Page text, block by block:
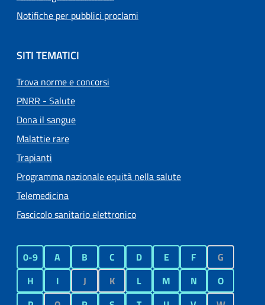
Notifiche per pubblici proclami
SITI TEMATICI
Trova norme e concorsi
PNRR - Salute
Dona il sangue
Malattie rare
Trapianti
Programma nazionale equità nella salute
Telemedicina
Fascicolo sanitario elettronico
0-9 A B C D E F
G
H
I J K L M N
O